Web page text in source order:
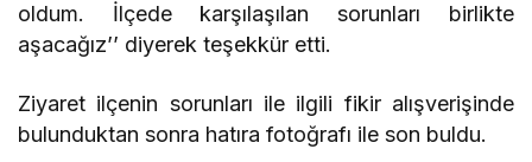
oldum. İlçede karşılaşılan sorunları birlikte
aşacağız’’ diyerek teşekkür etti.
Ziyaret ilçenin sorunları ile ilgili fikir alışverişinde
bulunduktan sonra hatıra fotoğrafı ile son buldu.